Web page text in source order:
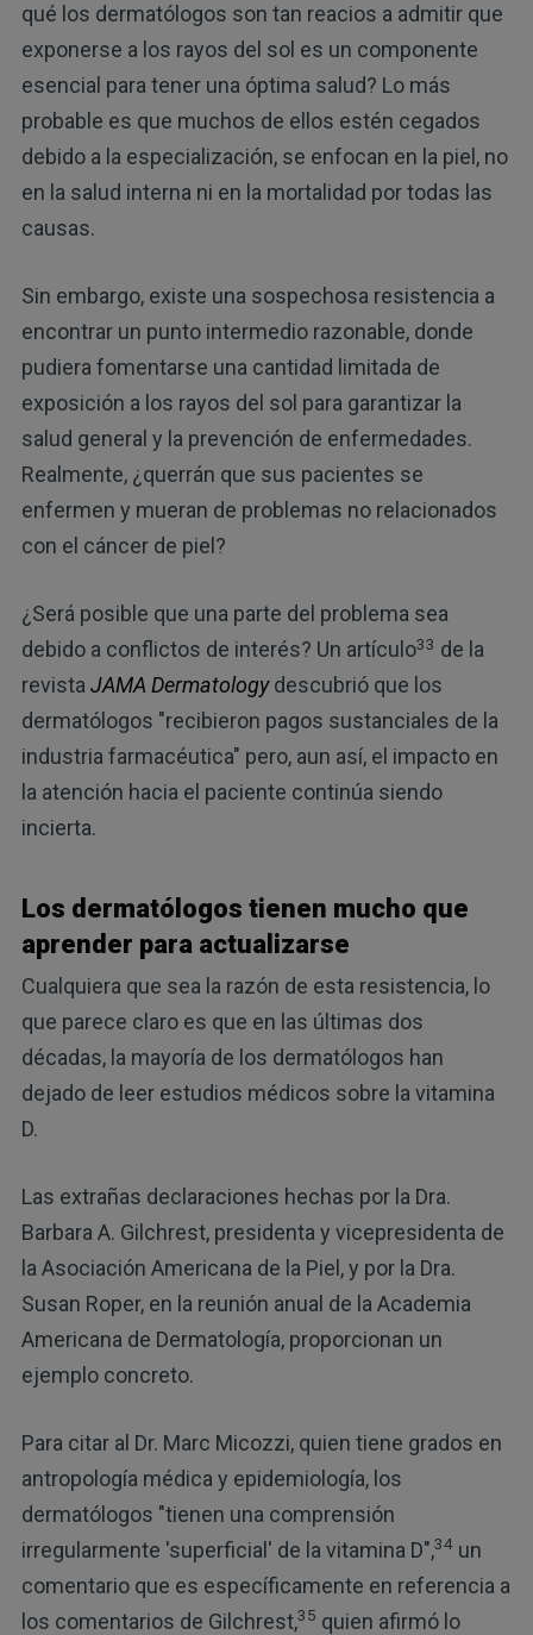
qué los dermatólogos son tan reacios a admitir que
exponerse a los rayos del sol es un componente
esencial para tener una óptima salud? Lo más
probable es que muchos de ellos estén cegados
debido a la especialización, se enfocan en la piel, no
en la salud interna ni en la mortalidad por todas las
causas.
Sin embargo, existe una sospechosa resistencia a
encontrar un punto intermedio razonable, donde
pudiera fomentarse una cantidad limitada de
exposición a los rayos del sol para garantizar la
salud general y la prevención de enfermedades.
Realmente, ¿querrán que sus pacientes se
enfermen y mueran de problemas no relacionados
con el cáncer de piel?
¿Será posible que una parte del problema sea
debido a conflictos de interés? Un artículo33 de la
revista JAMA Dermatologydescubrió que los
dermatólogos "recibieron pagos sustanciales de la
industria farmacéutica" pero, aun así, el impacto en
la atención hacia el paciente continúa siendo
incierta.
Los dermatólogos tienen mucho que
aprender para actualizarse
Cualquiera que sea la razón de esta resistencia, lo
que parece claro es que en las últimas dos
décadas, la mayoría de los dermatólogos han
dejado de leer estudios médicos sobre la vitamina
D.
Las extrañas declaraciones hechas por la Dra.
Barbara A. Gilchrest, presidenta y vicepresidenta de
la Asociación Americana de la Piel, y por la Dra.
Susan Roper, en la reunión anual de la Academia
Americana de Dermatología, proporcionan un
ejemplo concreto.
Para citar al Dr. Marc Micozzi, quien tiene grados en
antropología médica y epidemiología, los
dermatólogos "tienen una comprensión
irregularmente 'superficial' de la vitamina D",34un
comentario que es específicamente en referencia a
los comentarios de Gilchrest,35 quien afirmó lo